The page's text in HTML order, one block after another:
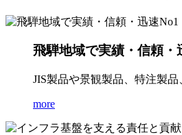
飛騨地域で実績・信頼・
JIS製品や景観製品、特注製
more